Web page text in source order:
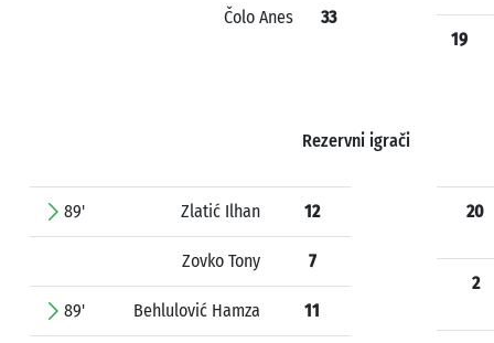
Čolo Anes 33
19
Rezervni igrači
89' Zlatić Ilhan 12
Zovko Tony 7
89' Behlulović Hamza 11
20
2